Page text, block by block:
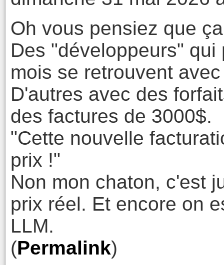
Oh vous pensiez que
Des "développeurs"
mois se retrouvent
D'autres avec des
des factures de 3000$.
"Cette nouvelle
prix !"
Non mon chaton, c'est
prix réel. Et encore on
LLM.
(Permalink)